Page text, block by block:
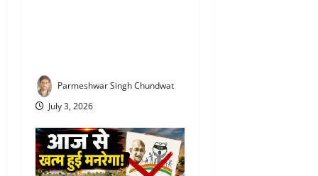
Parmeshwar Singh Chundwat
July 3, 2026